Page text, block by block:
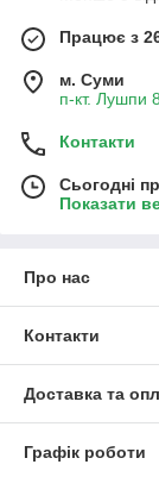
Працює з
м. Суми
п-кт. Лушпи
Контакти
Сьогодні
Показати
Про нас
Контакти
Доставка та
Графік роботи